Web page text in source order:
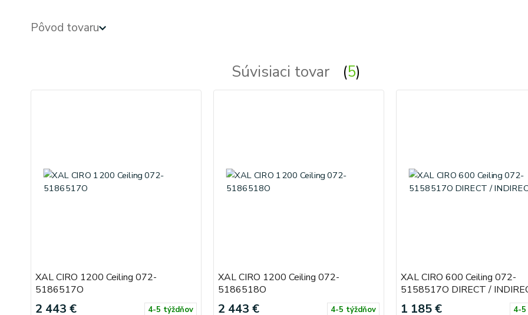
Pôvod tovaru
Súvisiaci tovar 5
XAL CIRO 1200 Ceiling 072-
5186517O
2 443 € 4-5 týždňov
XAL CIRO 1200 Ceiling 072-
5186518O
2 443 € 4-5 týždňov
XAL CIRO 600 Ceiling 072-
5158517O DIRECT /
1 185 € 4-